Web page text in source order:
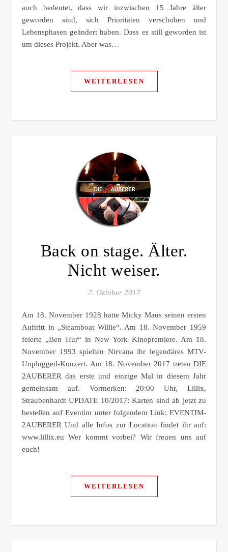
auch bedeutet, dass wir inzwischen 15 Jahre älter
geworden sind, sich Prioritäten verschoben und
Lebensphasen geändert haben. Dass es still geworden ist
um dieses Projekt. Aber was…
WEITERLESEN
Back on stage. Älter.
Nicht weiser.
7. Oktober 2017
Am 18. November 1928 hatte Micky Maus seinen ersten
Auftritt in „Steamboat Willie“. Am 18. November 1959
feierte „Ben Hur“ in New York Kinopremiere. Am 18.
November 1993 spielten Nirvana ihr legendäres MTV-
Unplugged-Konzert. Am 18. November 2017 treten DIE
2AUBERER das erste und einzige Mal in diesem Jahr
gemeinsam auf. Vormerken: 20:00 Uhr, Lillix,
Straubenhardt UPDATE 10/2017: Karten sind ab jetzt zu
bestellen auf Eventim unter folgendem Link: EVENTIM-
2AUBERER Und alle Infos zur Location findet ihr auf:
www.lillix.eu Wer kommt vorbei? Wir freuen uns auf
euch!
WEITERLESEN